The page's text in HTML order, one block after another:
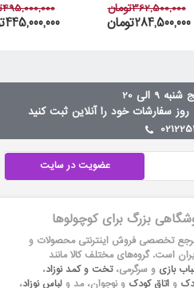
362,500,000تومان
284,500,000تومان
495,000,000تومان
445,000,000تومان
9 الی 20
عضویت در سایت
بزرگ برای کوچولوها
مرجع تخصصی فروش اینترنتی محصولات و
است. گروه‏‏‌های مختلف کالا مانند
بازی و سرگرمی،تخت و کمد نوزاد،
و اتاق کودک و نوجوان، مد و لباس نوزاد،